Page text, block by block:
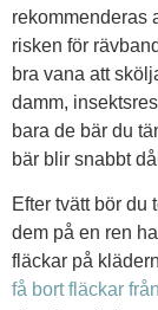
rekommenderas
risken för
bra vana att
damm,
bara de bär du
bär blir snabbt
Efter tvätt bör du
dem på en ren
fläckar på
få bort fläckar